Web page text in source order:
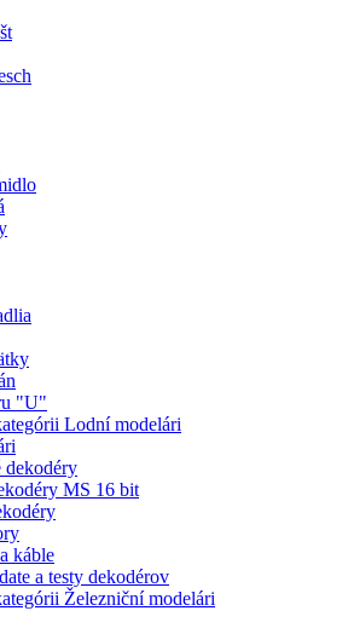
"U"
Lodní modelári
dekodéry
MS 16 bit
káble
a testy dekodérov
Železniční modelári